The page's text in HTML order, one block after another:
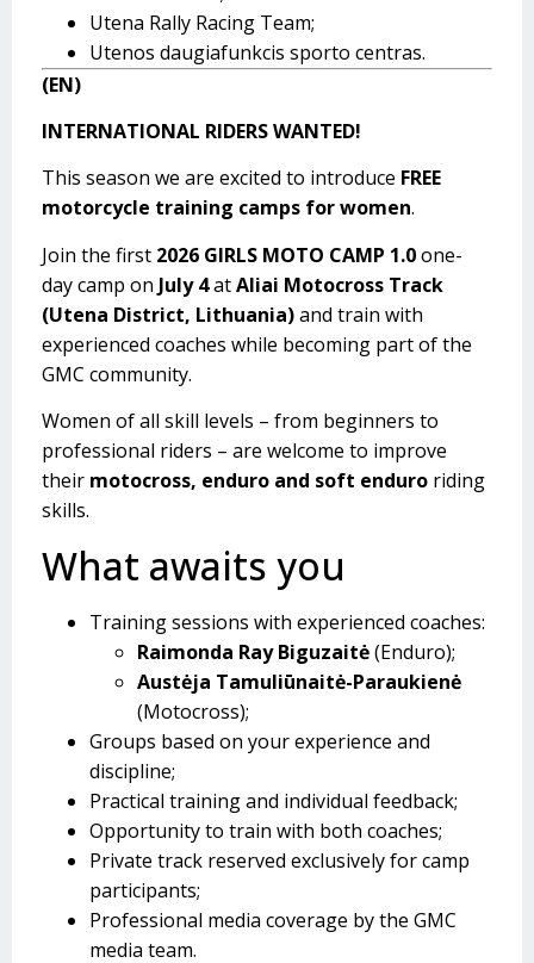
Utena Rally Racing Team;
Utenos daugiafunkcis sporto centras.
(EN)
INTERNATIONAL RIDERS WANTED!
This season we are excited to introduce FREE
motorcycle training camps for women.
Join the first 2026 GIRLS MOTO CAMP 1.0one-
day camp on July 4atAliai Motocross Track
(Utena District, Lithuania)and train with
experienced coaches while becoming part of the
GMC community.
Women of all skill levels – from beginners to
professional riders – are welcome to improve
their motocross, enduro and soft enduro riding
skills.
What awaits you
Training sessions with experienced coaches:
Raimonda Ray Biguzaitė(Enduro);
Austėja Tamuliūnaitė-Paraukienė
(Motocross);
Groups based on your experience and
discipline;
Practical training and individual feedback;
Opportunity to train with both coaches;
Private track reserved exclusively for camp
participants;
Professional media coverage by the GMC
media team.